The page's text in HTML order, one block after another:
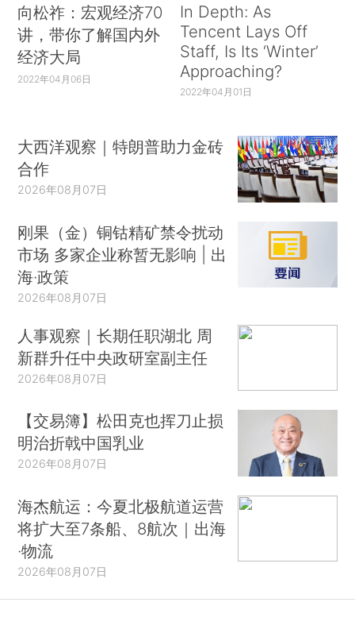
向松祚：宏观经济70
讲，带你了解国内外
经济大局
2022年04月06日
In Depth: As
Tencent Lays Off
Staff, Is Its ‘Winter’
Approaching?
2022年04月01日
大西洋观察｜特朗普助力金砖
合作
2026年08月07日
刚果（金）铜钴精矿禁令扰动
市场 多家企业称暂无影响 | 出
海·政策
2026年08月07日
人事观察｜长期任职湖北 周
新群升任中央政研室副主任
2026年08月07日
【交易簿】松田克也挥刀止损
明治折戟中国乳业
2026年08月07日
海杰航运：今夏北极航道运营
将扩大至7条船、8航次｜出海
·物流
2026年08月07日